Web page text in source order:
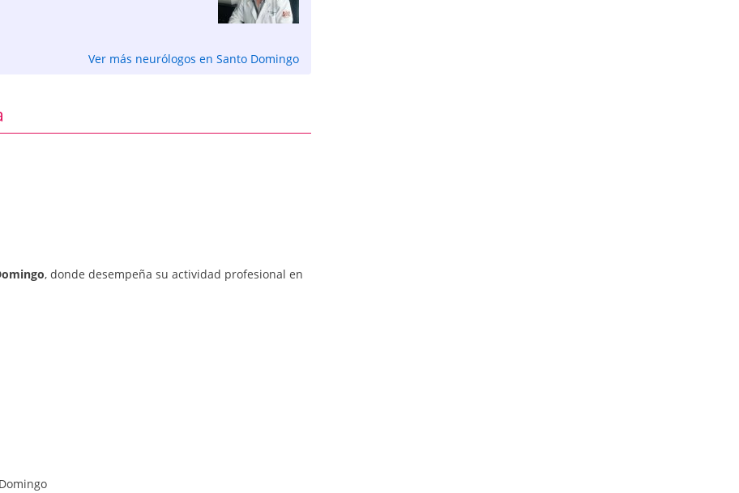
Ver más neurólogos en Santo Domingo
, donde desempeña su actividad profesional en